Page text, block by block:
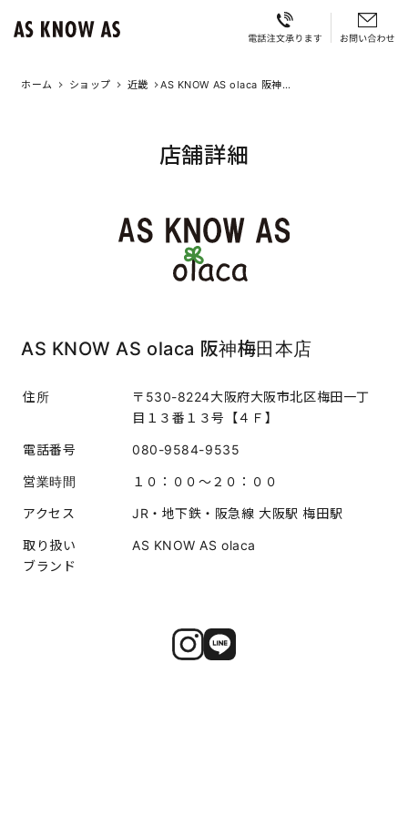
ホーム ショップ 近畿
AS KNOW AS olaca 阪神梅
店舗詳細
AS KNOW AS olaca 阪神梅田本店
住所
〒530-8224大阪府大阪市北区梅田一丁
目１３番１３号【４Ｆ】
電話番号 080-9584-9535
営業時間 １０：００～２０：００
アクセス JR・地下鉄・阪急線 大阪駅 梅田駅
取り扱い
ブランド
AS KNOW AS olaca